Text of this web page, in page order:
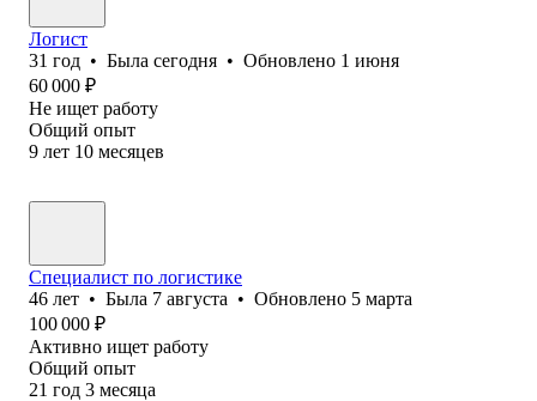
Логист
31 год • Была сегодня • Обновлено 1 июня
60 000 ₽
Не ищет работу
Общий опыт
9 лет 10 месяцев
Специалист по логистике
46 лет • Была 7 августа • Обновлено 5 марта
100 000 ₽
Активно ищет работу
Общий опыт
21 год 3 месяца